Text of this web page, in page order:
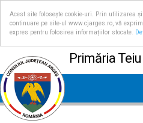
Acest site folosește cookie-uri. Prin utilizarea
continuare pe site-ul www.cjarges.ro, vă
expres pentru folosirea informațiilor stocate.
Primăria Teiu